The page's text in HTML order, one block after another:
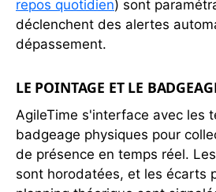
repos quotidien) sont
déclenchent des alertes
dépassement.
LE POINTAGE ET LE
AgileTime s'interface avec les
badgeage physiques pour
de présence en temps réel.
sont horodatées, et les écarts